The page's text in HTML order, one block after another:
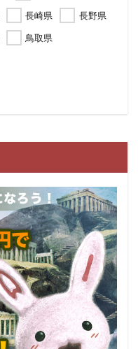
長崎県
長野県
鳥取県